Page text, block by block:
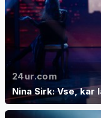
24ur.com
Nina Sirk: Vse, kar